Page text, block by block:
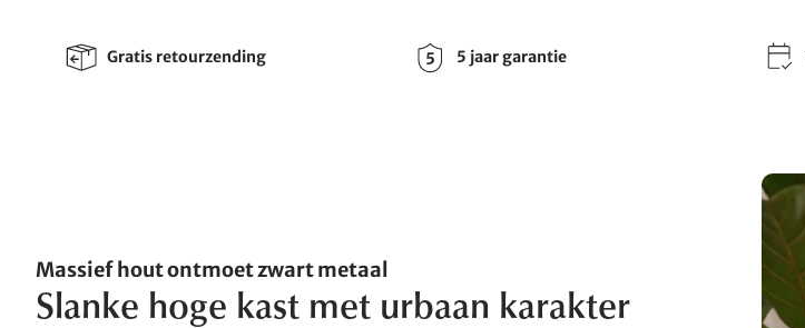
Gratis retourzending 5 jaar garantie
Massief hout ontmoet zwart metaal
Slanke hoge kast met urbaan karakter